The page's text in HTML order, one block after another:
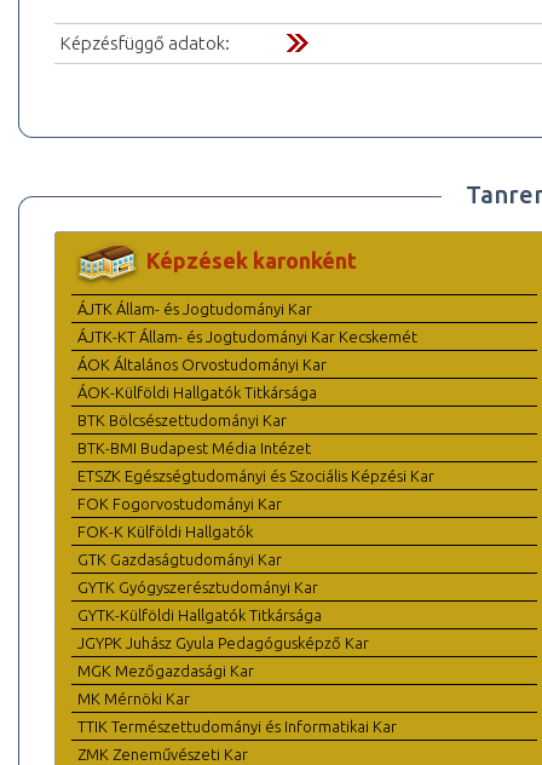
Képzésfüggő adatok:
Képzések karonként
ÁJTK Állam- és Jogtudományi Kar
ÁJTK-KT Állam- és Jogtudományi Kar Kecskemét
ÁOK Általános Orvostudományi Kar
ÁOK-Külföldi Hallgatók Titkársága
BTK Bölcsészettudományi Kar
BTK-BMI Budapest Média Intézet
ETSZK Egészségtudományi és Szociális Képzési Kar
FOK Fogorvostudományi Kar
FOK-K Külföldi Hallgatók
GTK Gazdaságtudományi Kar
GYTK Gyógyszerésztudományi Kar
GYTK-Külföldi Hallgatók Titkársága
JGYPK Juhász Gyula Pedagógusképző Kar
MGK Mezőgazdasági Kar
MK Mérnöki Kar
TTIK Természettudományi és Informatikai Kar
ZMK Zeneművészeti Kar